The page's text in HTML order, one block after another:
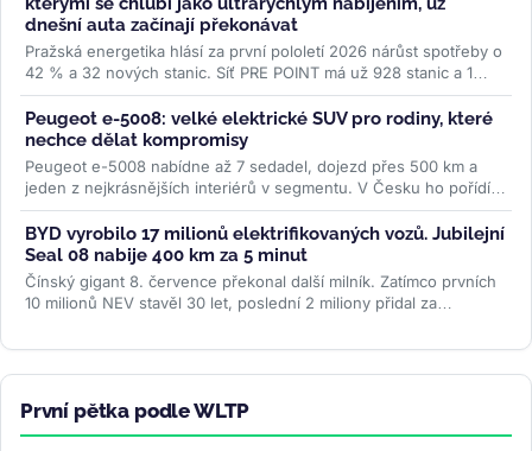
dnešní auta začínají překonávat
Pražská energetika hlásí za první pololetí 2026 nárůst spotřeby o
42 % a 32 nových stanic. Síť PRE POINT má už 928 stanic a 1
468...>>
Peugeot e-5008: velké elektrické SUV pro rodiny, které
nechce dělat kompromisy
Peugeot e-5008 nabídne až 7 sedadel, dojezd přes 500 km a
jeden z nejkrásnějších interiérů v segmentu. V Česku ho pořídíte
od 1,2...>>
BYD vyrobilo 17 milionů elektrifikovaných vozů. Jubilejní
Seal 08 nabije 400 km za 5 minut
Čínský gigant 8. července překonal další milník. Zatímco prvních
10 milionů NEV stavěl 30 let, poslední 2 miliony přidal za
První pětka podle WLTP